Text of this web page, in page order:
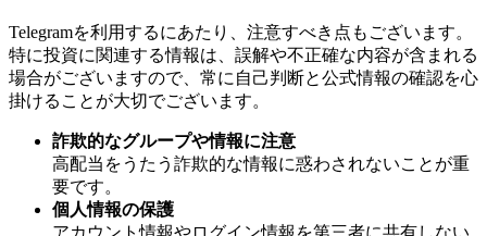
Telegramを利用するにあたり、注意すべき点もございます。
特に投資に関連する情報は、誤解や不正確な内容が含まれる
場合がございますので、常に自己判断と公式情報の確認を心
掛けることが大切でございます。
詐欺的なグループや情報に注意
高配当をうたう詐欺的な情報に惑わされないことが重
要です。
個人情報の保護
アカウント情報やログイン情報を第三者に共有しない